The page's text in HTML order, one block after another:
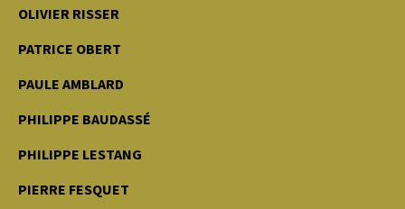
OLIVIER RISSER
PATRICE OBERT
PAULE AMBLARD
PHILIPPE BAUDASSÉ
PHILIPPE LESTANG
PIERRE FESQUET